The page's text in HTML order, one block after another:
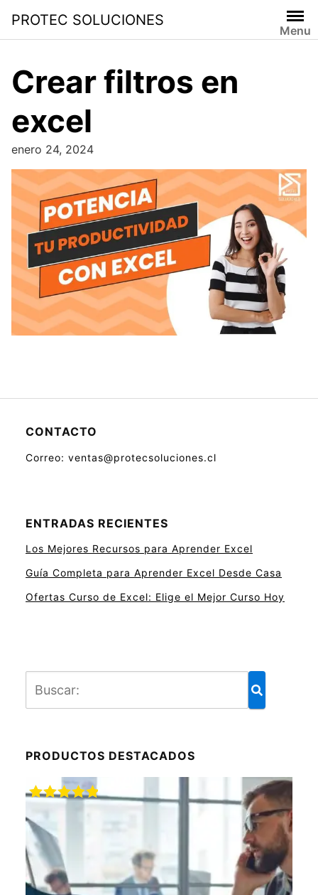
PROTEC SOLUCIONES
Menu
Crear filtros en
excel
enero 24, 2024
CONTACTO
Correo: ventas@protecsoluciones.cl
ENTRADAS RECIENTES
Los Mejores Recursos para Aprender Excel
Guía Completa para Aprender Excel Desde Casa
Ofertas Curso de Excel: Elige el Mejor Curso Hoy
PRODUCTOS DESTACADOS
con
5